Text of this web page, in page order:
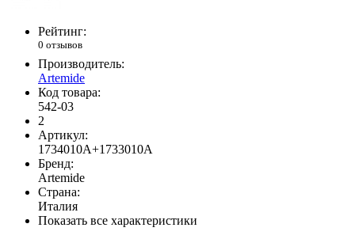
Рейтинг:
0 отзывов
Производитель:
Artemide
Код товара:
542-03
2
Артикул:
1734010A+1733010A
Бренд:
Artemide
Страна:
Италия
Показать все характеристики